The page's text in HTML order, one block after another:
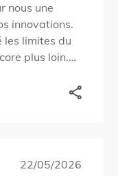
nous une
innovations.
les limites du
plus loin.
22/05/2026